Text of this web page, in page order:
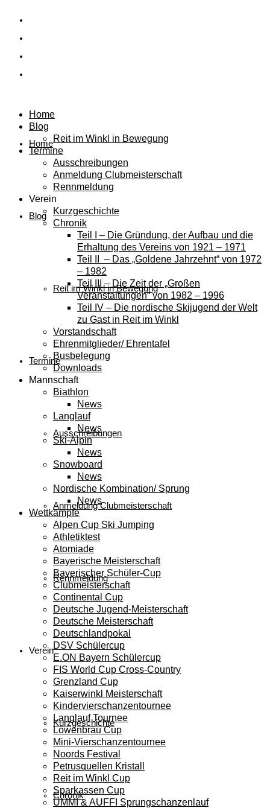
Home
Blog
Reit im Winkl in Bewegung
Termine
Ausschreibungen
Anmeldung Clubmeisterschaft
Rennmeldung
Verein
Kurzgeschichte
Chronik
Home
Blog
Reit im Winkl in Bewegung
Termine
Ausschreibungen
Anmeldung Clubmeisterschaft
Rennmeldung
Verein
Kurzgeschichte
Chronik
Teil I – Die Gründung, der Aufbau und die
Erhaltung des Vereins von 1921 – 1971
Teil II – Das „Goldene Jahrzehnt“ von 1972
– 1982
Teil III – Die Zeit der „Großen
Veranstaltungen“ von 1982 – 1996
Teil IV – Die nordische Skijugend der Welt
zu Gast in Reit im Winkl
Vorstandschaft
Ehrenmitglieder/ Ehrentafel
Busbelegung
Downloads
Mannschaft
Biathlon
News
Langlauf
News
Ski-Alpin
News
Snowboard
News
Nordische Kombination/ Sprung
News
Wettkämpfe
Alpen Cup Ski Jumping
Athletiktest
Atomiade
Bayerische Meisterschaft
Bayerischer Schüler-Cup
Clubmeisterschaft
Continental Cup
Deutsche Jugend-Meisterschaft
Deutsche Meisterschaft
Deutschlandpokal
DSV Schülercup
E.ON Bayern Schülercup
FIS World Cup Cross-Country
Grenzland Cup
Kaiserwinkl Meisterschaft
Kindervierschanzentournee
Langlauf Tournee
Löwenbräu Cup
Mini-Vierschanzentournee
Noords Festival
Petrusquellen Kristall
Reit im Winkl Cup
Sparkassen Cup
UMMI & AUFFI Sprungschanzenlauf